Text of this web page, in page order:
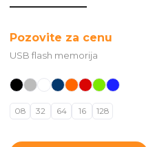
Pozovite za cenu
USB flash memorija
08 32 64 16 128